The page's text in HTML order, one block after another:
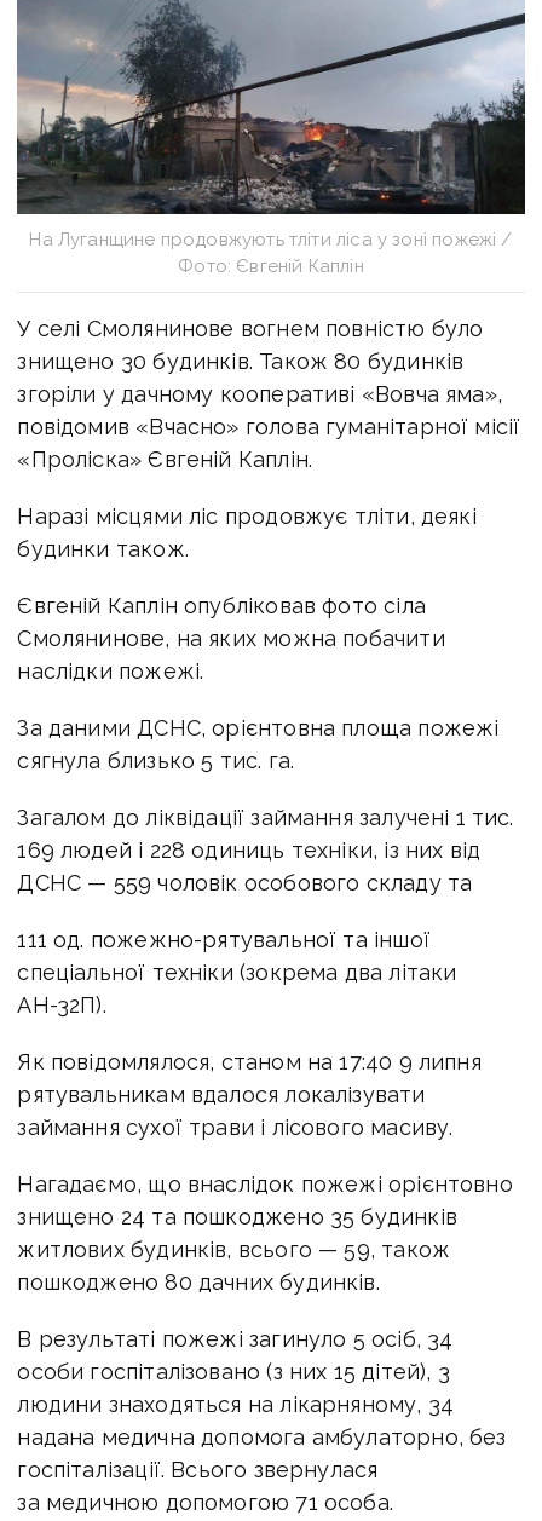
На Луганщине продовжують тліти ліса у зоні пожежі /
Фото: Євгеній Каплін
У селі Смолянинове вогнем повністю було
знищено 30 будинків. Також 80 будинків
згоріли у дачному кооперативі «Вовча яма»,
повідомив «Вчасно» голова гуманітарної місії
«Проліска» Євгеній Каплін.
Наразі місцями ліс продовжує тліти, деякі
будинки також.
Євгеній Каплін опубліковав фото сіла
Смолянинове, на яких можна побачити
наслідки пожежі.
За даними ДСНС, орієнтовна площа пожежі
сягнула близько 5 тис. га.
Загалом до ліквідації займання залучені 1 тис.
169 людей і 228 одиниць техніки, із них від
ДСНС — 559 чоловік особового складу та
111 од. пожежно-рятувальної та іншої
спеціальної техніки (зокрема два літаки
АН-32П).
Як повідомлялося, станом на 17:40 9 липня
рятувальникам вдалося локалізувати
займання сухої трави і лісового масиву.
Нагадаємо, що внаслідок пожежі орієнтовно
знищено 24 та пошкоджено 35 будинків
житлових будинків, всього — 59, також
пошкоджено 80 дачних будинків.
В результаті пожежі загинуло 5 осіб, 34
особи госпіталізовано (з них 15 дітей), 3
людини знаходяться на лікарняному, 34
надана медична допомога амбулаторно, без
госпіталізації. Всього звернулася
за медичною допомогою 71 особа.